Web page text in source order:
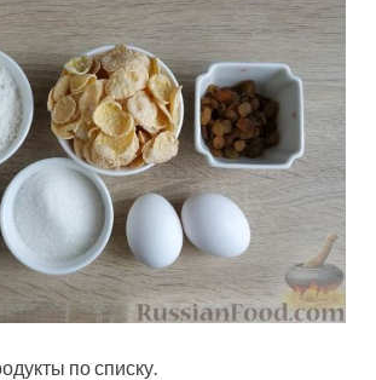
по списку.